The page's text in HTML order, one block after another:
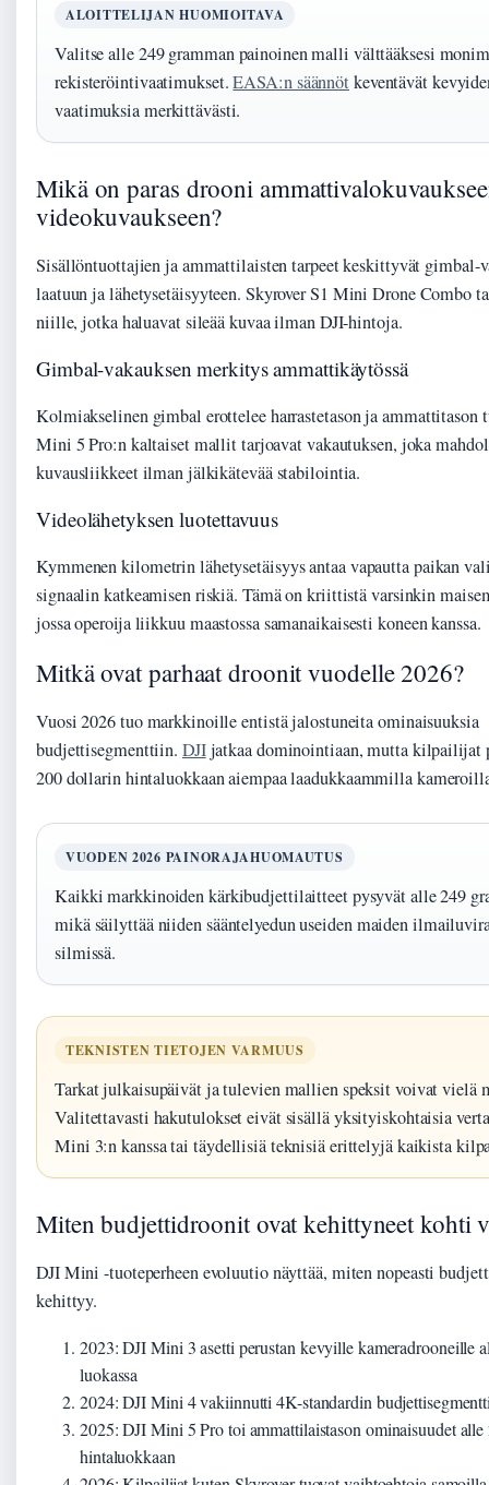
ALOITTELIJAN HUOMIOITAVA
Valitse alle 249 gramman painoinen malli välttääksesi
rekisteröintivaatimukset.EASA:n säännötkeventävät
vaatimuksia merkittävästi.
Mikä on paras drooni
videokuvaukseen?
Sisällöntuottajien ja ammattilaisten tarpeet keskittyvät gimbal-
laatuun ja lähetysetäisyyteen. Skyrover S1 Mini Drone Combo
niille, jotka haluavat sileää kuvaa ilman DJI-hintoja.
Gimbal-vakauksen merkitys ammattikäytössä
Kolmiakselinen gimbal erottelee harrastetason ja ammattitason
Mini 5 Pro:n kaltaiset mallit tarjoavat vakautuksen, joka
kuvausliikkeet ilman jälkikätevää stabilointia.
Videolähetyksen luotettavuus
Kymmenen kilometrin lähetysetäisyys antaa vapautta paikan
signaalin katkeamisen riskiä. Tämä on kriittistä varsinkin
jossa operoija liikkuu maastossa samanaikaisesti koneen kanssa.
Mitkä ovat parhaat droonit vuodelle 2026?
Vuosi 2026 tuo markkinoille entistä jalostuneita ominaisuuksia
budjettisegmenttiin. DJIjatkaa dominointiaan, mutta kilpailijat
200 dollarin hintaluokkaan aiempaa laadukkaammilla
VUODEN 2026 PAINORAJAHUOMAUTUS
Kaikki markkinoiden kärkibudjettilaitteet pysyvät alle 249
mikä säilyttää niiden sääntelyedun useiden maiden
silmissä.
TEKNISTEN TIETOJEN VARMUUS
Tarkat julkaisupäivät ja tulevien mallien speksit voivat vielä
Valitettavasti hakutulokset eivät sisällä yksityiskohtaisia
Mini 3:n kanssa tai täydellisiä teknisiä erittelyjä kaikista
Miten budjettidroonit ovat kehittyneet kohti
DJI Mini -tuoteperheen evoluutio näyttää, miten nopeasti
kehittyy.
2023: DJI Mini 3 asetti perustan kevyille kameradrooneille
luokassa
2024: DJI Mini 4 vakiinnutti 4K-standardin
2025: DJI Mini 5 Pro toi ammattilaistason ominaisuudet
hintaluokkaan